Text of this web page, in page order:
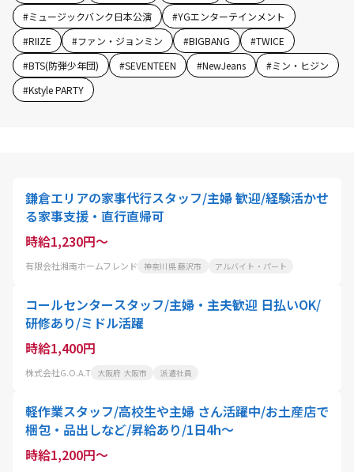
#ミュージックバンク日本公演 #YGエンターテインメント
#RIIZE #ファン・ジョンミン #BIGBANG #TWICE
#BTS(防弾少年団) #SEVENTEEN #NewJeans #ミン・ヒジン
#Kstyle PARTY
鎌倉エリアの家事代行スタッフ/主婦 歓迎/経験活かせ
る家事支援・直行直帰可
時給1,230円～
有限会社湘南ホームフレンド 神奈川県 藤沢市 アルバイト・パート
コールセンタースタッフ/主婦・主夫歓迎 日払いOK/
研修あり/ミドル活躍
時給1,400円
株式会社G.O.A.T 大阪府 大阪市 派遣社員
軽作業スタッフ/高校生や主婦 さん活躍中/お土産店で
梱包・品出しなど/昇給あり/1日4h～
時給1,200円～